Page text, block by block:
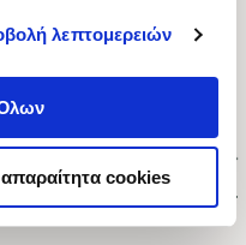
λεπτομερειών
cookies
106 79
09:00-21:00